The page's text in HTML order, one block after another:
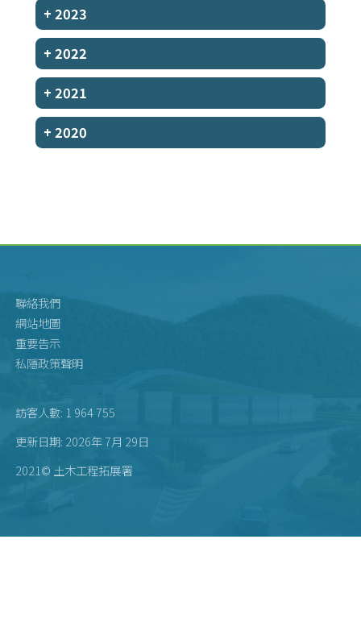
+ 2023
+ 2022
+ 2021
+ 2020
聯絡我們
網站地圖
重要告示
私隱政策聲明
訪客人數: 1 964 755
更新日期: 2026年 7月 29日
2021© 土木工程拓展署